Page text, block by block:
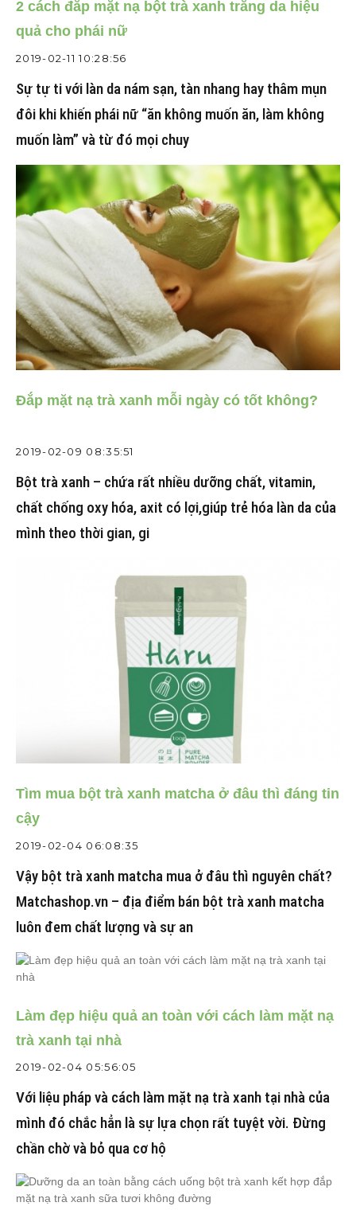
2 cách đắp mặt nạ bột trà xanh trắng da hiệu
quả cho phái nữ
2019-02-11 10:28:56
Sự tự ti với làn da nám sạn, tàn nhang hay thâm mụn
đôi khi khiến phái nữ “ăn không muốn ăn, làm không
muốn làm” và từ đó mọi chuy
Đắp mặt nạ trà xanh mỗi ngày có tốt không?
2019-02-09 08:35:51
Bột trà xanh – chứa rất nhiều dưỡng chất, vitamin,
chất chống oxy hóa, axit có lợi,giúp trẻ hóa làn da của
mình theo thời gian, gi
Tìm mua bột trà xanh matcha ở đâu thì đáng tin
cậy
2019-02-04 06:08:35
Vậy bột trà xanh matcha mua ở đâu thì nguyên chất?
Matchashop.vn – địa điểm bán bột trà xanh matcha
luôn đem chất lượng và sự an
Làm đẹp hiệu quả an toàn với cách làm mặt nạ
trà xanh tại nhà
2019-02-04 05:56:05
Với liệu pháp và cách làm mặt nạ trà xanh tại nhà của
mình đó chắc hẳn là sự lựa chọn rất tuyệt vời. Đừng
chần chờ và bỏ qua cơ hộ